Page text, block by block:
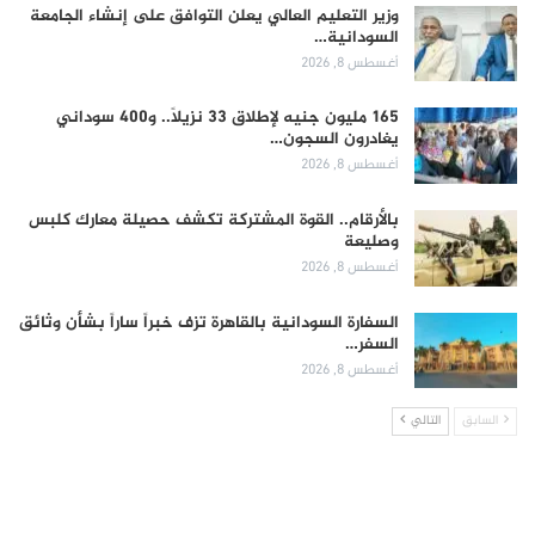
وزير التعليم العالي يعلن التوافق على إنشاء الجامعة
السودانية…
أغسطس 8, 2026
165 مليون جنيه لإطلاق 33 نزيلاً.. و400 سوداني
يغادرون السجون…
أغسطس 8, 2026
بالأرقام.. القوة المشتركة تكشف حصيلة معارك كلبس
وصليعة
أغسطس 8, 2026
السفارة السودانية بالقاهرة تزف خبراً ساراً بشأن وثائق
السفر…
أغسطس 8, 2026
السابق التالي